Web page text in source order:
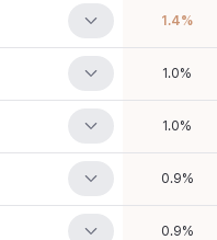
1.4%
1.0%
1.0%
0.9%
0.9%